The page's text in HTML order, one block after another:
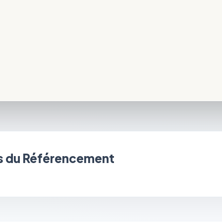
du Référencement